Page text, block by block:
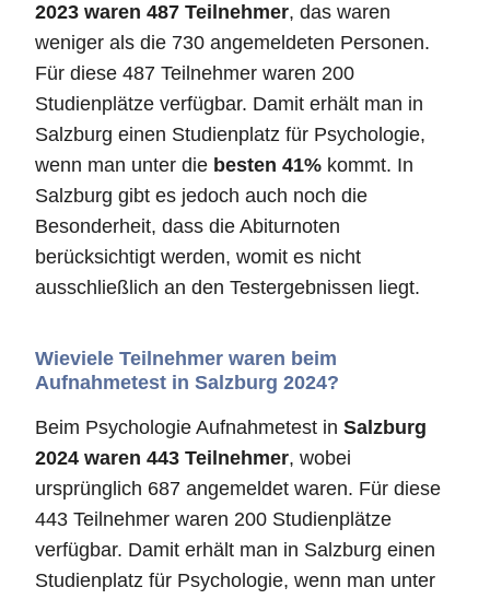
2023 waren 487 Teilnehmer, das waren
weniger als die 730 angemeldeten Personen.
Für diese 487 Teilnehmer waren 200
Studienplätze verfügbar. Damit erhält man in
Salzburg einen Studienplatz für Psychologie,
wenn man unter die besten 41% kommt. In
Salzburg gibt es jedoch auch noch die
Besonderheit, dass die Abiturnoten
berücksichtigt werden, womit es nicht
ausschließlich an den Testergebnissen liegt.
Wieviele Teilnehmer waren beim
Aufnahmetest in Salzburg 2024?
Beim Psychologie Aufnahmetest in Salzburg
2024 waren 443 Teilnehmer, wobei
ursprünglich 687 angemeldet waren. Für diese
443 Teilnehmer waren 200 Studienplätze
verfügbar. Damit erhält man in Salzburg einen
Studienplatz für Psychologie, wenn man unter